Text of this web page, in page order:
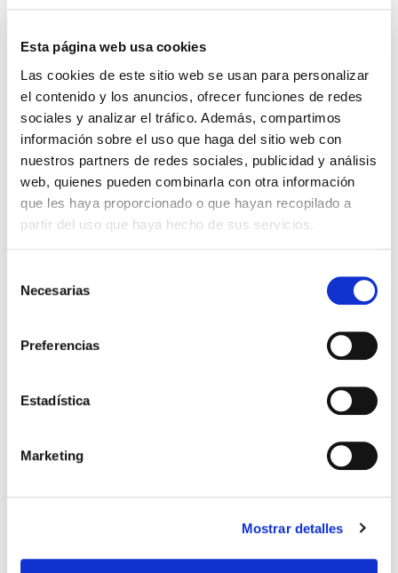
Esta página web usa cookies
Las cookies de este sitio web se usan para personalizar
el contenido y los anuncios, ofrecer funciones de redes
sociales y analizar el tráfico. Además, compartimos
información sobre el uso que haga del sitio web con
nuestros partners de redes sociales, publicidad y análisis
web, quienes pueden combinarla con otra información
que les haya proporcionado o que hayan recopilado a
partir del uso que haya hecho de sus servicios.
Necesarias
Preferencias
Estadística
Marketing
Mostrar detalles
SALUD GINECOLÓGICA
La reconstrucción del
himen: Himenoplastia
¿Qué es el himen? El himen es una membrana que
se encuentra en la entrada del canal vaginal. Una
que rodea o cubre […]